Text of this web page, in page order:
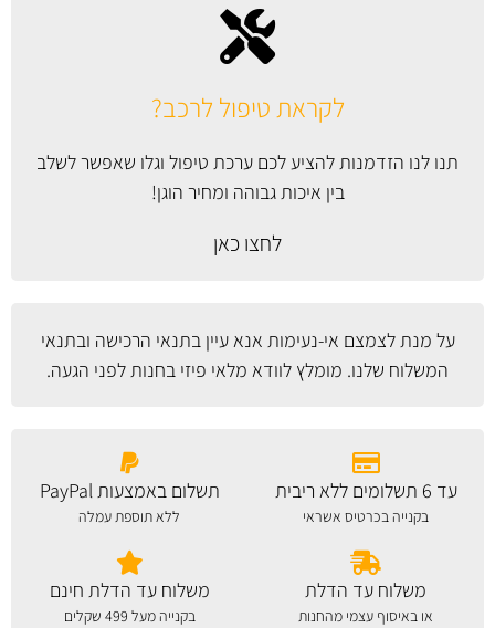
לקראת טיפול לרכב?
תנו לנו הזדמנות להציע לכם ערכת טיפול וגלו שאפשר לשלב
בין איכות גבוהה ומחיר הוגן!
לחצו כאן
על מנת לצמצם אי-נעימות אנא עייןבתנאי הרכישה ובתנאי
המשלוח שלנו. מומלץ לוודא מלאי פיזי בחנות לפני הגעה.
עד 6 תשלומים ללא ריבית
בקנייה בכרטיס אשראי
תשלום באמצעות PayPal
ללא תוספת עמלה
משלוח עד הדלת
או באיסוף עצמי מהחנות
משלוח עד הדלת חינם
בקנייה מעל 499 שקלים